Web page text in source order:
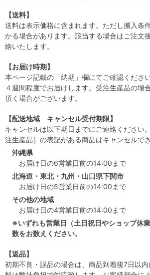
【送料】
送料は表示価格に含まれます。ただし搬入条
かる場合があります。該当する場合はご注文
絡いたします。
【お届け時期】
本ページ記載の「納期」欄にてご確認くださ
４週間程度でお届けします。受注生産品の場
頂く場合がございます。
【配送地域 キャンセル受付期限】
キャンセルは以下期日までにご連絡ください
注生産品］の表記がある商品はキャンセルでき
沖縄県
お届け日の6営業日前の14:00まで
北海道・東北・九州・山口県下関市
お届け日の5営業日前の14:00まで
その他の地域
お届け日の4営業日前の14:00まで
※いずれも営業日（土日祝日やショップ休
数をお数えください。
【返品】
初期不良・誤品の場合は、商品到着後7日以